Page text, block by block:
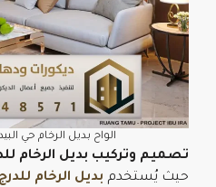
الواح بديل الرخام حي
تصميم وتركيب بديل الرخام
حيث يُستخدم بديل الرخام للدرج